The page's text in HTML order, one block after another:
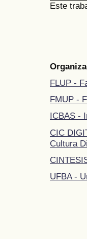
Este
FLUP -
FMUP -
ICBAS -
CIC
Cultura
UFBA -